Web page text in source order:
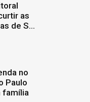
as
de São
no
Paulo
família